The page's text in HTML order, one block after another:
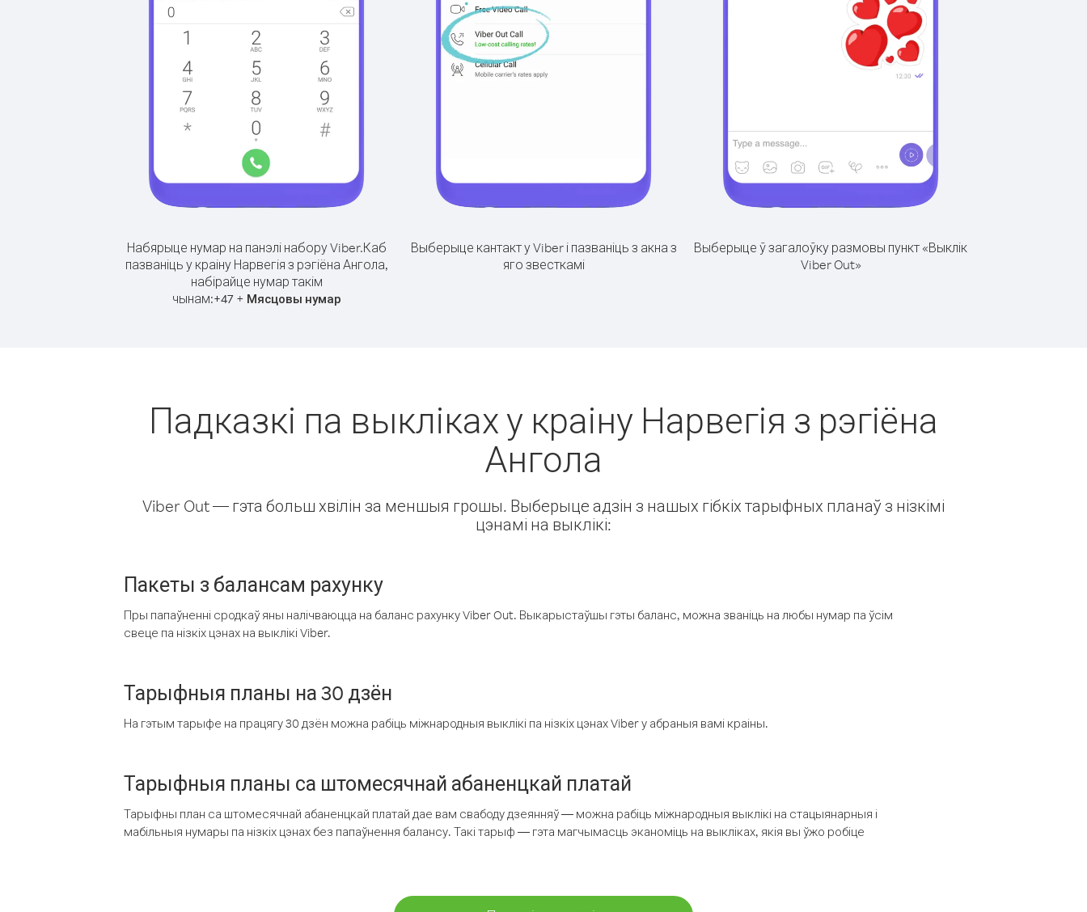
Набярыце нумар на панэлі набору Viber.Каб
пазваніць у краіну Нарвегія з рэгіёна Ангола,
набірайце нумар такім
чынам:+47+ Мясцовы нумар
Выберыце кантакт у Viber і пазваніць з акна з
яго звесткамі
Выберыце ў загалоўку размовы пункт «Выклік
Viber Out»
Падказкі па выкліках у краіну Нарвегія з рэгіёна
Ангола
Viber Out — гэта больш хвілін за меншыя грошы. Выберыце адзін з нашых гібкіх тарыфных планаў з нізкімі
цэнамі на выклікі:
Пакеты з балансам рахунку
Пры папаўненні сродкаў яны налічваюцца на баланс рахунку Viber Out. Выкарыстаўшы гэты баланс, можна званіць на любы нумар па ўсім
свеце па нізкіх цэнах на выклікі Viber.
Тарыфныя планы на 30 дзён
На гэтым тарыфе на працягу 30 дзён можна рабіць міжнародныя выклікі па нізкіх цэнах Viber у абраныя вамі краіны.
Тарыфныя планы са штомесячнай абаненцкай платай
Тарыфны план са штомесячнай абаненцкай платай дае вам свабоду дзеянняў — можна рабіць міжнародныя выклікі на стацыянарныя і
мабільныя нумары па нізкіх цэнах без папаўнення балансу. Такі тарыф — гэта магчымасць эканоміць на выкліках, якія вы ўжо робіце